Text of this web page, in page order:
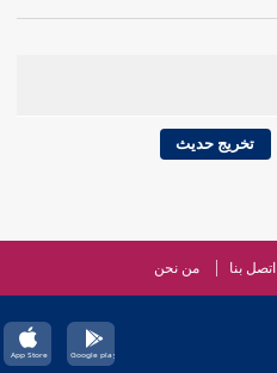
تخريج حديث
اتصل بنا من نحن